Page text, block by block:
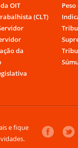
OIT
(CLT)
da
e fique